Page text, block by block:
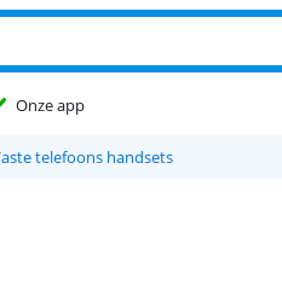
Onze app
telefoons handsets